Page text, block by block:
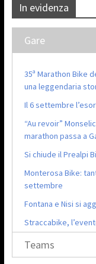
In evidenza
Gare
35ª Marathon Bike
una leggendaria
Il 6 settembre
“Au revoir”
marathon passa a
Si chiude il Prealpi
Monterosa Bike:
settembre
Fontana e Nisi si
Straccabike,
Teams